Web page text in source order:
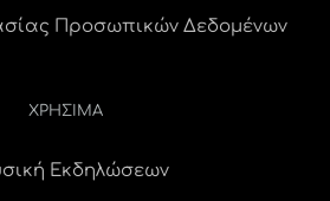
Προσωπικών Δεδομένων
ΧΡΗΣΙΜΑ
Εκδηλώσεων